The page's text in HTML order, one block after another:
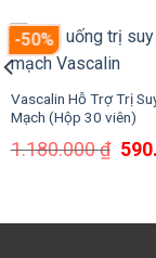
-50%
Vascalin Hỗ Trợ Trị
Mạch (Hộp 30 viên)
1.180.000₫ Giá
₫.